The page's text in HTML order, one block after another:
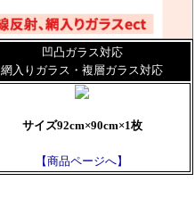
凹凸ガラス対応
網入りガラス・複層ガラス対応
サイズ92cm×90cm×1枚
【商品ページへ】